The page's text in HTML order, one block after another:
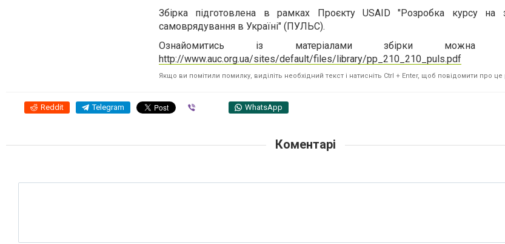
Збірка підготовлена в рамках Проєкту USAID "Розробка курсу на
самоврядування в Україні" (ПУЛЬС).
Ознайомитись із матеріалами збірки можна
http://www.auc.org.ua/sites/default/files/library/pp_210_210_puls.pdf
Якщо ви помітили помилку, виділіть необхідний текст і натисніть Ctrl + Enter, щоб повідомити про
Reddit Telegram WhatsApp
Коментарі